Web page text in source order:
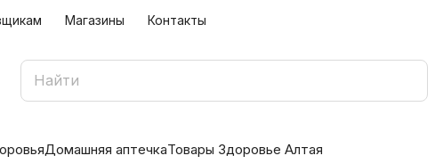
Магазины Контакты
Домашняя аптечкаТовары Здоровье Алтая